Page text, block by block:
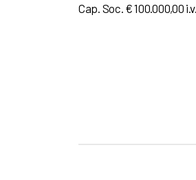
Cap. Soc. € 100.000,00 i.v.